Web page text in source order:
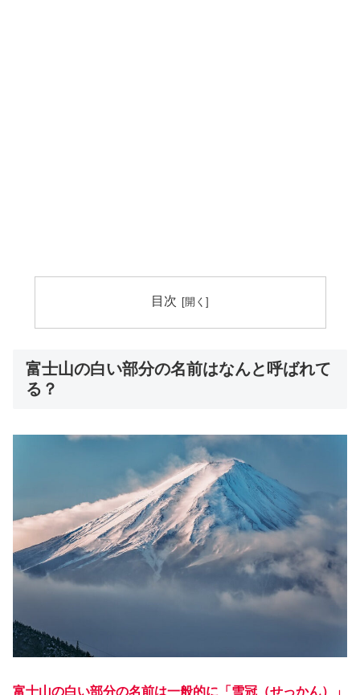
目次
富士山の白い部分の名前はなんと呼ばれて
る？
富士山の白い部分の名前は一般的に「雪冠（せっかん）」